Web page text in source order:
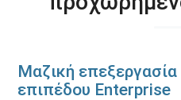
Μαζική
επιπέδου Enterprise